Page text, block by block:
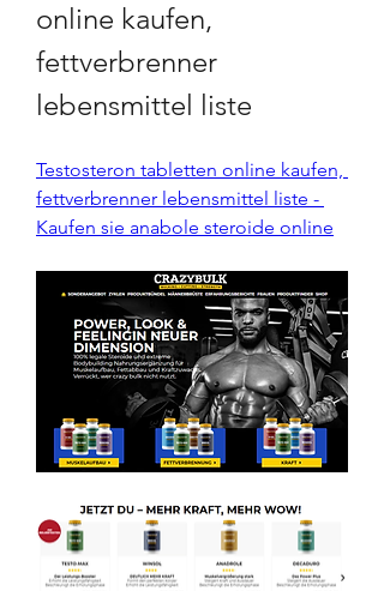
online kaufen,
fettverbrenner
lebensmittel liste
Testosteron tabletten online kaufen,
fettverbrenner lebensmittel liste -
Kaufen sie anabole steroide online